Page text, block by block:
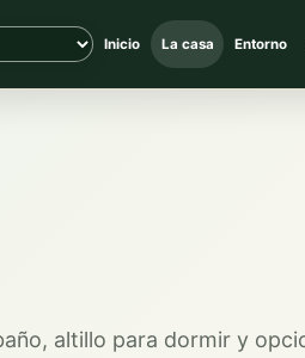
Inicio La casa Entorno
altillo para dormir y